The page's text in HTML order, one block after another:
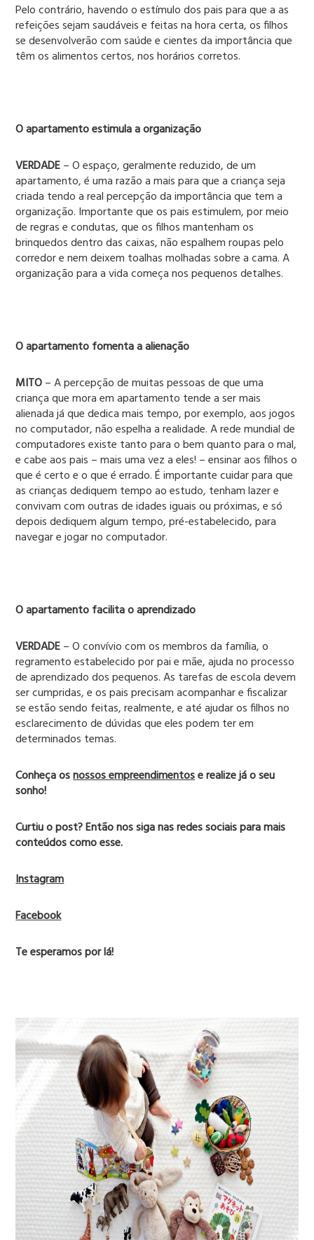
Pelo contrário, havendo o estímulo dos pais para que a as
refeições sejam saudáveis e feitas na hora certa, os filhos
se desenvolverão com saúde e cientes da importância que
têm os alimentos certos, nos horários corretos.
O apartamento estimula a organização
VERDADE– O espaço, geralmente reduzido, de um
apartamento, é uma razão a mais para que a criança seja
criada tendo a real percepção da importância que tem a
organização. Importante que os pais estimulem, por meio
de regras e condutas, que os filhos mantenham os
brinquedos dentro das caixas, não espalhem roupas pelo
corredor e nem deixem toalhas molhadas sobre a cama. A
organização para a vida começa nos pequenos detalhes.
O apartamento fomenta a alienação
MITO– A percepção de muitas pessoas de que uma
criança que mora em apartamento tende a ser mais
alienada já que dedica mais tempo, por exemplo, aos jogos
no computador, não espelha a realidade. A rede mundial de
computadores existe tanto para o bem quanto para o mal,
e cabe aos pais – mais uma vez a eles! – ensinar aos filhos o
que é certo e o que é errado. É importante cuidar para que
as crianças dediquem tempo ao estudo, tenham lazer e
convivam com outras de idades iguais ou próximas, e só
depois dediquem algum tempo, pré-estabelecido, para
navegar e jogar no computador.
O apartamento facilita o aprendizado
VERDADE– O convívio com os membros da família, o
regramento estabelecido por pai e mãe, ajuda no processo
de aprendizado dos pequenos. As tarefas de escola devem
ser cumpridas, e os pais precisam acompanhar e fiscalizar
se estão sendo feitas, realmente, e até ajudar os filhos no
esclarecimento de dúvidas que eles podem ter em
determinados temas.
Conheça osnossos empreendimentose realize já o seu
sonho!
Curtiu o post? Então nos siga nas redes sociais para mais
conteúdos como esse.
Instagram
Facebook
Te esperamos por lá!